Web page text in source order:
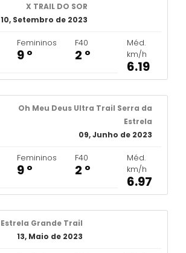
X TRAIL DO SOR
10, Setembro de 2023
Femininos
9 º
F40
2 º
Méd.
km/h
6.19
Oh Meu Deus Ultra Trail Serra da
Estrela
09, Junho de 2023
Femininos
9 º
F40
2 º
Méd.
km/h
6.97
Estrela Grande Trail
13, Maio de 2023